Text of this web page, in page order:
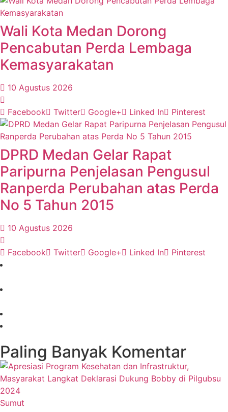
Wali Kota Medan Dorong
Pencabutan Perda Lembaga
Kemasyarakatan
10 Agustus 2026
Facebook Twitter Google+ Linked In Pinterest
DPRD Medan Gelar Rapat
Paripurna Penjelasan Pengusul
Ranperda Perubahan atas Perda
No 5 Tahun 2015
10 Agustus 2026
Facebook Twitter Google+ Linked In Pinterest
Paling Banyak Komentar
Sumut